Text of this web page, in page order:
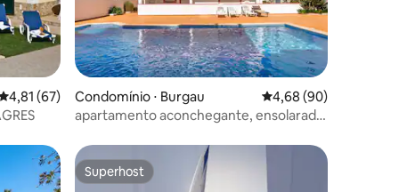
de uma avaliação média de 5, 67 avaliações
4,81 (67)
em SAGRES
Condomínio ⋅ Burgau 4,68 de uma
4,68 (90)
apartamento aconchegante, ensolarado
Superhost
Superhost